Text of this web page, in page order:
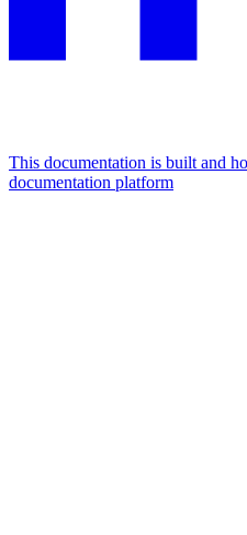
This documentation is built and
documentation platform